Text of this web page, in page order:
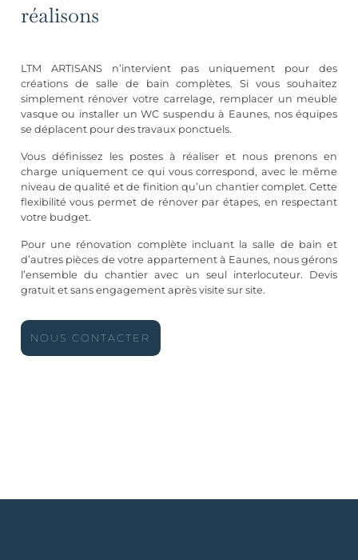
réalisons
LTM ARTISANS n’intervient pas uniquement pour des
créations de salle de bain complètes. Si vous souhaitez
simplement rénover votre carrelage, remplacer un meuble
vasque ou installer un WC suspendu à Eaunes, nos équipes
se déplacent pour des travaux ponctuels.
Vous définissez les postes à réaliser et nous prenons en
charge uniquement ce qui vous correspond, avec le même
niveau de qualité et de finition qu’un chantier complet. Cette
flexibilité vous permet de rénover par étapes, en respectant
votre budget.
Pour une rénovation complète incluant la salle de bain et
d’autres pièces de votre appartement à Eaunes, nous gérons
l’ensemble du chantier avec un seul interlocuteur. Devis
gratuit et sans engagement après visite sur site.
NOUS CONTACTER